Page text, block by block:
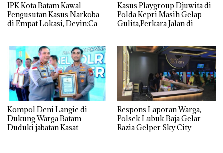
IPK Kota Batam Kawal
Pengusutan Kasus Narkoba
di Empat Lokasi, Devin:Cari
Kasus Playgroup Djuwita di
Polda Kepri Masih Gelap
Gulita,Perkara Jalan di
Kompol Deni Langie di
Dukung Warga Batam
Duduki jabatan Kasat
Respons Laporan Warga,
Polsek Lubuk Baja Gelar
Razia Gelper Sky City